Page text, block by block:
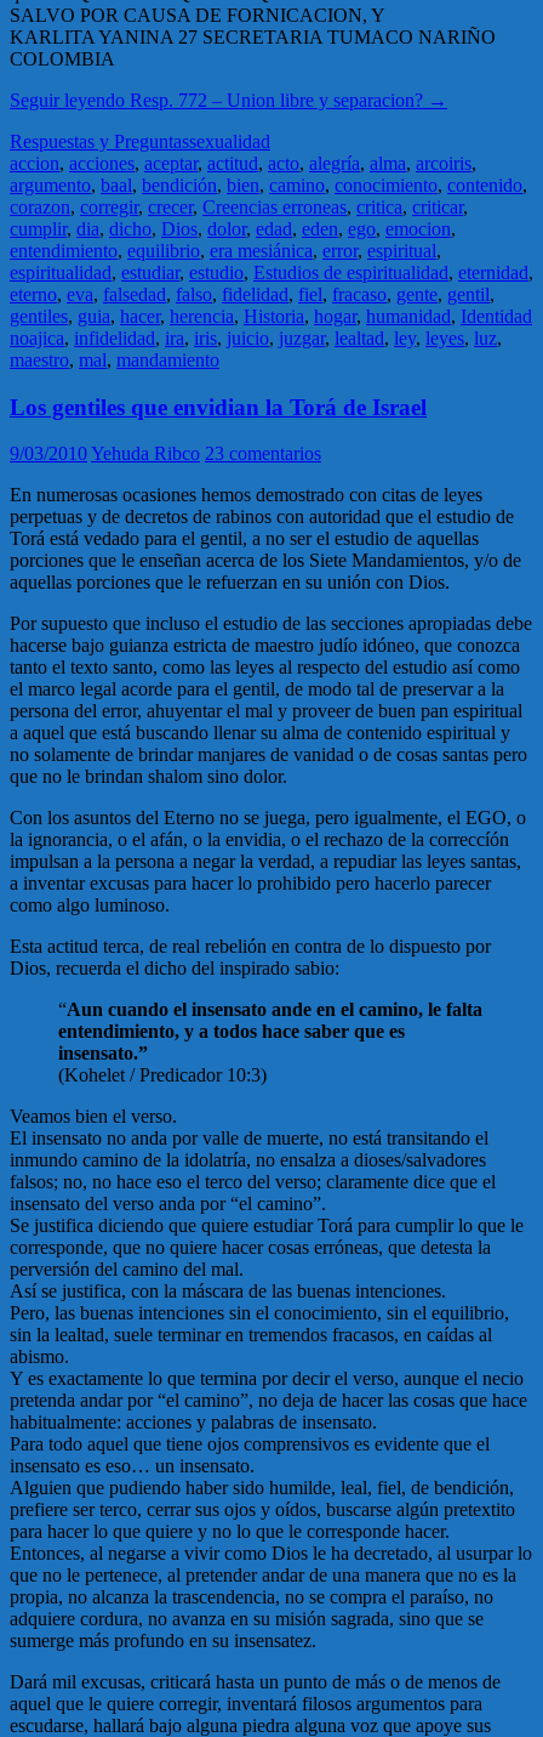
SALVO POR CAUSA DE FORNICACION, Y
KARLITA YANINA 27 SECRETARIA TUMACO NARIÑO
COLOMBIA
Seguir leyendo Resp. 772 – Union libre y separacion? →
Respuestas y Preguntassexualidad
accion, acciones, aceptar, actitud, acto, alegría, alma, arcoiris,
argumento, baal, bendición, bien, camino, conocimiento, contenido,
corazon, corregir, crecer, Creencias erroneas, critica, criticar,
cumplir, dia, dicho, Dios, dolor, edad, eden, ego, emocion,
entendimiento, equilibrio, era mesiánica, error, espiritual,
espiritualidad, estudiar, estudio, Estudios de espiritualidad, eternidad,
eterno, eva, falsedad, falso, fidelidad, fiel, fracaso, gente, gentil,
gentiles, guia, hacer, herencia, Historia, hogar, humanidad, Identidad
noajica, infidelidad, ira, iris, juicio, juzgar, lealtad, ley, leyes, luz,
maestro, mal, mandamiento
Los gentiles que envidian la Torá de Israel
9/03/2010Yehuda Ribco 23 comentarios
En numerosas ocasiones hemos demostrado con citas de leyes
perpetuas y de decretos de rabinos con autoridad que el estudio de
Torá está vedado para el gentil, a no ser el estudio de aquellas
porciones que le enseñan acerca de los Siete Mandamientos, y/o de
aquellas porciones que le refuerzan en su unión con Dios.
Por supuesto que incluso el estudio de las secciones apropiadas debe
hacerse bajo guianza estricta de maestro judío idóneo, que conozca
tanto el texto santo, como las leyes al respecto del estudio así como
el marco legal acorde para el gentil, de modo tal de preservar a la
persona del error, ahuyentar el mal y proveer de buen pan espiritual
a aquel que está buscando llenar su alma de contenido espiritual y
no solamente de brindar manjares de vanidad o de cosas santas pero
que no le brindan shalom sino dolor.
Con los asuntos del Eterno no se juega, pero igualmente, el EGO, o
la ignorancia, o el afán, o la envidia, o el rechazo de la correccíón
impulsan a la persona a negar la verdad, a repudiar las leyes santas,
a inventar excusas para hacer lo prohibido pero hacerlo parecer
como algo luminoso.
Esta actitud terca, de real rebelión en contra de lo dispuesto por
Dios, recuerda el dicho del inspirado sabio:
“Aun cuando el insensato ande en el camino, le falta
entendimiento, y a todos hace saber que es
insensato.”
(Kohelet / Predicador 10:3)
Veamos bien el verso.
El insensato no anda por valle de muerte, no está transitando el
inmundo camino de la idolatría, no ensalza a dioses/salvadores
falsos; no, no hace eso el terco del verso; claramente dice que el
insensato del verso anda por “el camino”.
Se justifica diciendo que quiere estudiar Torá para cumplir lo que le
corresponde, que no quiere hacer cosas erróneas, que detesta la
perversión del camino del mal.
Así se justifica, con la máscara de las buenas intenciones.
Pero, las buenas intenciones sin el conocimiento, sin el equilibrio,
sin la lealtad, suele terminar en tremendos fracasos, en caídas al
abismo.
Y es exactamente lo que termina por decir el verso, aunque el necio
pretenda andar por “el camino”, no deja de hacer las cosas que hace
habitualmente: acciones y palabras de insensato.
Para todo aquel que tiene ojos comprensivos es evidente que el
insensato es eso… un insensato.
Alguien que pudiendo haber sido humilde, leal, fiel, de bendición,
prefiere ser terco, cerrar sus ojos y oídos, buscarse algún pretextito
para hacer lo que quiere y no lo que le corresponde hacer.
Entonces, al negarse a vivir como Dios le ha decretado, al usurpar lo
que no le pertenece, al pretender andar de una manera que no es la
propia, no alcanza la trascendencia, no se compra el paraíso, no
adquiere cordura, no avanza en su misión sagrada, sino que se
sumerge más profundo en su insensatez.
Dará mil excusas, criticará hasta un punto de más o de menos de
aquel que le quiere corregir, inventará filosos argumentos para
escudarse, hallará bajo alguna piedra alguna voz que apoye sus